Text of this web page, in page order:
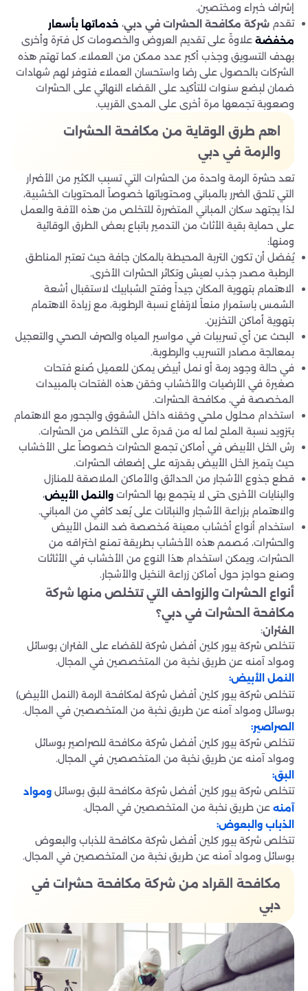
إشراف خبراء ومختصين.
تقدم شركة مكافحة الحشرات في دبي، خدماتها بأسعار
مخفضة علاوةً على تقديم العروض والخصومات كل فترة وأخرى
بهدف التسويق وجذب أكبر عدد ممكن من العملاء، كما تهتم هذه
الشركات بالحصول على رضا واستحسان العملاء فتوفر لهم شهادات
ضمان لبضع سنوات للتأكيد على القضاء النهائي على الحشرات
وصعوبة تجمعها مرة أخرى على المدى القريب.
اهم طرق الوقاية من مكافحة الحشرات
والرمة في دبي
تعد حشرة الرمة واحدة من الحشرات التي تسبب الكثير من الأضرار
التي تلحق الضرر بالمباني ومحتوياتها خصوصاً المحتويات الخشبية،
لذا يجتهد سكان المباني المتضررة للتخلص من هذه الآفة والعمل
على حماية بقية الأثاث من التدمير باتباع بعض الطرق الوقائية
ومنها:
يُفضل أن تكون التربة المحيطة بالمكان جافة حيث تعتبر المناطق
الرطبة مصدر جذب لعيش وتكاثر الحشرات الأخرى.
الاهتمام بتهوية المكان جيداً وفتح الشبابيك لاستقبال أشعة
الشمس باستمرار منعاً لارتفاع نسبة الرطوبة، مع زيادة الاهتمام
بتهوية أماكن التخزين.
البحث عن أي تسريبات في مواسير المياه والصرف الصحي والتعجيل
بمعالجة مصادر التسريب والرطوبة.
في حالة وجود رمة أو نمل أبيض يمكن للعميل صُنع فتحات
صغيرة في الأرضيات والأخشاب وحَقن هذه الفتحات بالمبيدات
المخصصة في، مكافحة الحشرات.
استخدام محلول ملحي وحَقنه داخل الشقوق والجحور مع الاهتمام
بتزويد نسبة الملح لما له من قدرة على التخلص من الحشرات.
رش الخل الأبيض في أماكن تجمع الحشرات خصوصاً على الأخشاب
حيث يتميز الخل الأبيض بقدرته على إضعاف الحشرات.
قطع جذوع الأشجار من الحدائق والأماكن الملاصقة للمنازل
والبنايات الأخرى حتى لا يتجمع بها الحشرات والنمل الأبيض،
والاهتمام بزراعة الأشجار والنباتات على بُعد كافي من المباني.
استخدام أنواع أخشاب معينة مُخصصة ضد النمل الأبيض
والحشرات، مُصمم هذه الأخشاب بطريقة تمنع اختراقه من
الحشرات، ويمكن استخدام هذا النوع من الأخشاب في الأثاثات
وصنع حواجز حول أماكن زراعة النخيل والأشجار.
أنواع الحشرات والزواحف التي تتخلص منها شركة
مكافحة الحشرات في دبي؟
الفئران:
تتخلص شركة بيور كلين أفضل شركة للقضاء على الفئران بوسائل
ومواد آمنه عن طريق نخبة من المتخصصين في المجال.
النمل الأبيض:
تتخلص شركة بيور كلين أفضل شركة لمكافحة الرمة (النمل الأبيض)
بوسائل ومواد آمنه عن طريق نخبة من المتخصصين في المجال.
الصراصير:
تتخلص شركة بيور كلين أفضل شركة مكافحة للصراصير بوسائل
ومواد آمنه عن طريق نخبة من المتخصصين في المجال.
البق:
تتخلص شركة بيور كلين أفضل شركة مكافحة للبق بوسائل ومواد
آمنه عن طريق نخبة من المتخصصين في المجال.
الذباب والبعوض:
تتخلص شركة بيور كلين أفضل شركة مكافحة للذباب والبعوض
بوسائل ومواد آمنه عن طريق نخبة من المتخصصين في المجال.
مكافحة القراد من شركة مكافحة حشرات في
دبي